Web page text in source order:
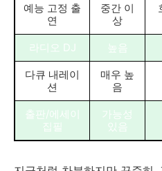
예능 고정 출
연
중간 이
상
라디오 DJ 높음
다큐 내레이
션
매우 높
음
출판/에세이
집필
가능성
있음